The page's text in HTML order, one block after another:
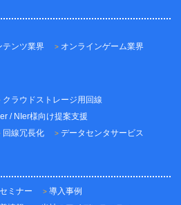
テンツ業界
オンラインゲーム業界
クラウドストレージ用回線
/ NIer様向け提案支援
回線冗長化 データセンタサービス
ミナー
導入事例